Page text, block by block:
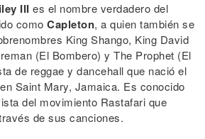
III es el nombre verdadero del
como Capleton, a quien también se
King Shango, King David
(El Bombero) y The Prophet (El
de reggae y dancehall que nació el
Saint Mary, Jamaica. Es conocido
del movimiento Rastafari que
de sus canciones.